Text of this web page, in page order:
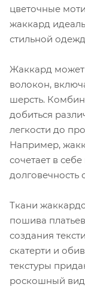
цветочные
жаккард
стильной
Жаккард может
волокон,
шерсть.
добиться
легкости до
Например,
сочетает в
долговечность
Ткани
пошива
создания
скатерти и
текстуры
роскошный